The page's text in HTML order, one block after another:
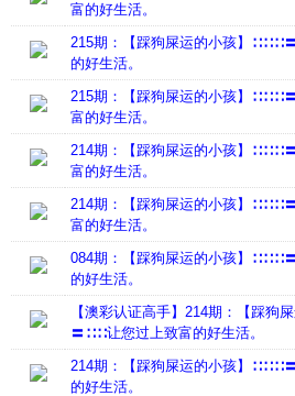
富的好生活。
215期：【踩狗屎运的小孩】∷∷∷
的好生活。
215期：【踩狗屎运的小孩】∷∷∷
富的好生活。
214期：【踩狗屎运的小孩】∷∷∷
富的好生活。
214期：【踩狗屎运的小孩】∷∷∷
富的好生活。
084期：【踩狗屎运的小孩】∷∷∷
的好生活。
【澳彩认证高手】214期：【踩
〓∷∷让您过上致富的好生活。
214期：【踩狗屎运的小孩】∷∷∷
的好生活。